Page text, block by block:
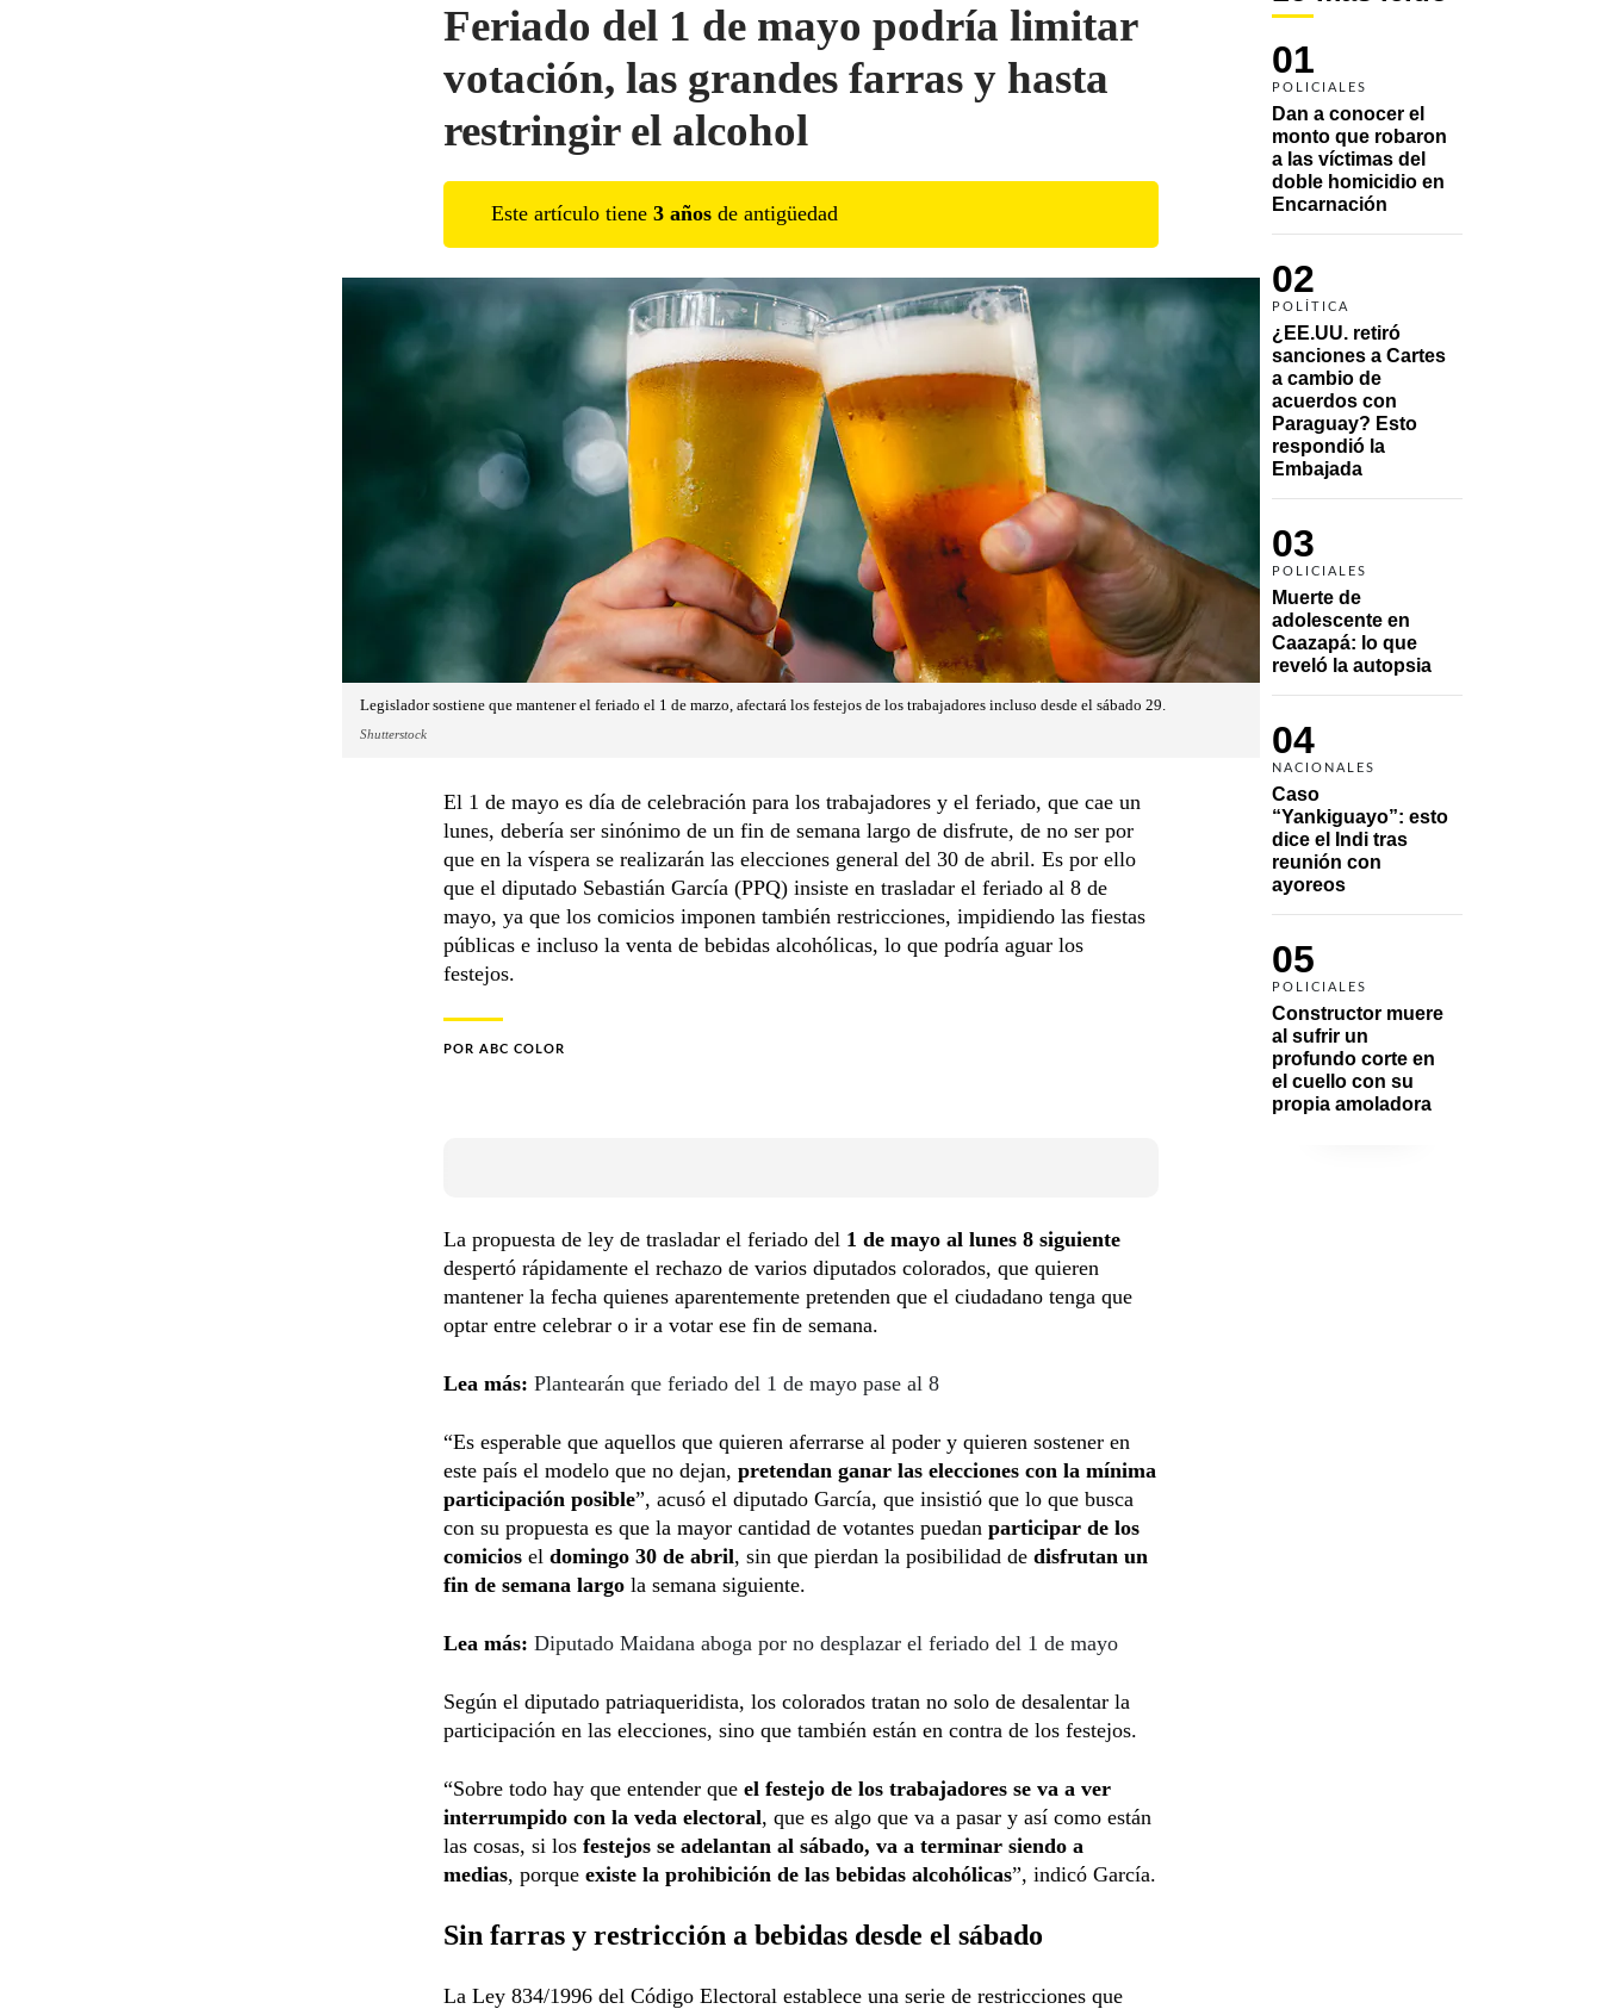
01
POLICIALES
Dan a conocer el
monto que robaron
a las víctimas del
doble homicidio en
Encarnación
02
POLÍTICA
¿EE.UU. retiró
sanciones a Cartes
a cambio de
acuerdos con
Paraguay? Esto
respondió la
Embajada
03
POLICIALES
Muerte de
adolescente en
Caazapá: lo que
reveló la autopsia
04
NACIONALES
Caso
“Yankiguayo”: esto
dice el Indi tras
reunión con
ayoreos
05
POLICIALES
Constructor muere
al sufrir un
profundo corte en
el cuello con su
propia amoladora
Feriado del 1 de mayo podría limitar
votación, las grandes farras y hasta
restringir el alcohol
Este artículo tiene 3 años de antigüedad
Legislador sostiene que mantener el feriado el 1 de marzo, afectará los festejos de los trabajadores incluso desde el sábado 29.
Shutterstock
El 1 de mayo es día de celebración para los trabajadores y el feriado, que cae un
lunes, debería ser sinónimo de un fin de semana largo de disfrute, de no ser por
que en la víspera se realizarán las elecciones general del 30 de abril. Es por ello
que el diputado Sebastián García (PPQ) insiste en trasladar el feriado al 8 de
mayo, ya que los comicios imponen también restricciones, impidiendo las fiestas
públicas e incluso la venta de bebidas alcohólicas, lo que podría aguar los
festejos.
POR ABC COLOR
La propuesta de ley de trasladar el feriado del 1 de mayo al lunes 8 siguiente
despertó rápidamente el rechazo de varios diputados colorados, que quieren
mantener la fecha quienes aparentemente pretenden que el ciudadano tenga que
optar entre celebrar o ir a votar ese fin de semana.
Lea más: Plantearán que feriado del 1 de mayo pase al 8
“Es esperable que aquellos que quieren aferrarse al poder y quieren sostener en
este país el modelo que no dejan, pretendan ganar las elecciones con la mínima
participación posible”, acusó el diputado García, que insistió que lo que busca
con su propuesta es que la mayor cantidad de votantes puedan participar de los
comicios el domingo 30 de abril, sin que pierdan la posibilidad de disfrutan un
fin de semana largo la semana siguiente.
Lea más: Diputado Maidana aboga por no desplazar el feriado del 1 de mayo
Según el diputado patriaqueridista, los colorados tratan no solo de desalentar la
participación en las elecciones, sino que también están en contra de los festejos.
“Sobre todo hay que entender que el festejo de los trabajadores se va a ver
interrumpido con la veda electoral, que es algo que va a pasar y así como están
las cosas, si los festejos se adelantan al sábado, va a terminar siendo a
medias, porque existe la prohibición de las bebidas alcohólicas”, indicó García.
Sin farras y restricción a bebidas desde el sábado
La Ley 834/1996 del Código Electoral establece una serie de restricciones que